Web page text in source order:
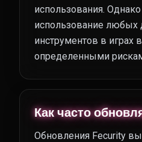
использования.
использование любых
инструментов в играх
определенными
Как часто
Обновления Fecurity